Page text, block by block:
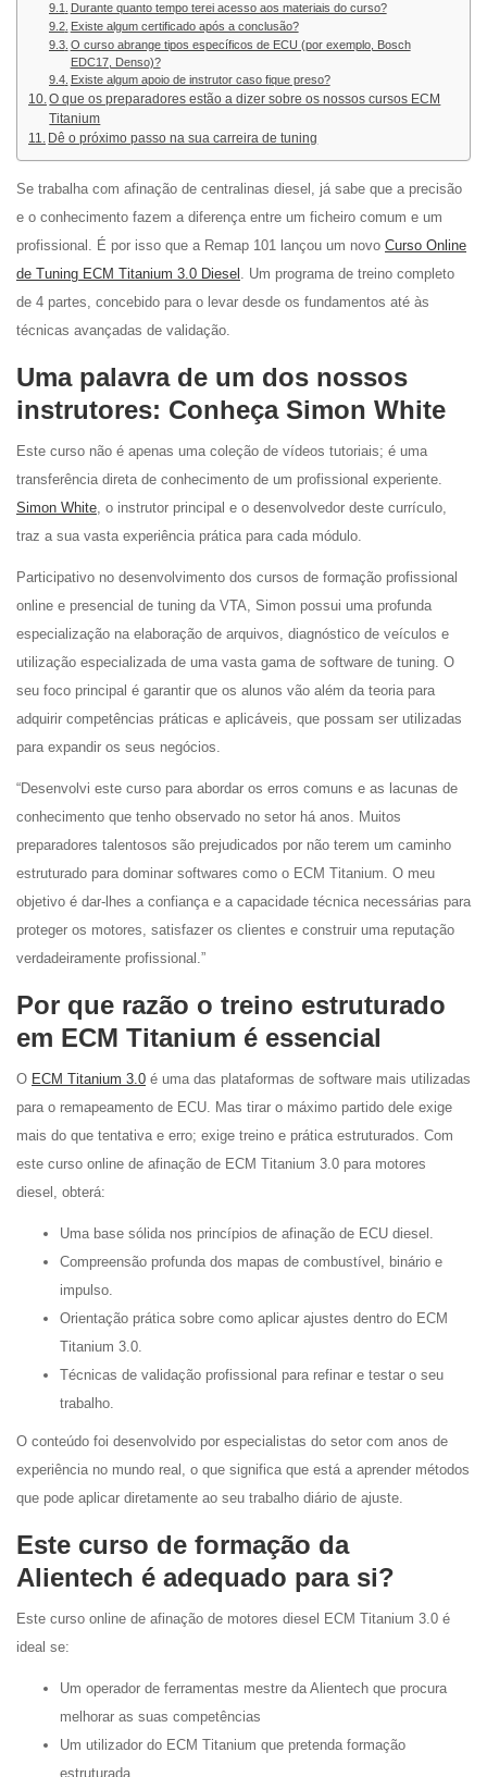
Durante quanto tempo terei acesso aos materiais do curso?
Existe algum certificado após a conclusão?
O curso abrange tipos específicos de ECU (por exemplo, Bosch
EDC17, Denso)?
Existe algum apoio de instrutor caso fique preso?
O que os preparadores estão a dizer sobre os nossos cursos ECM
Titanium
Dê o próximo passo na sua carreira de tuning
Se trabalha com afinação de centralinas diesel, já sabe que a precisão
e o conhecimento fazem a diferença entre um ficheiro comum e um
profissional. É por isso que a Remap 101 lançou um novo Curso Online
de Tuning ECM Titanium 3.0 Diesel . Um programa de treino completo
de 4 partes, concebido para o levar desde os fundamentos até às
técnicas avançadas de validação.
Uma palavra de um dos nossos
instrutores: Conheça Simon White
Este curso não é apenas uma coleção de vídeos tutoriais; é uma
transferência direta de conhecimento de um profissional experiente.
Simon White, o instrutor principal e o desenvolvedor deste currículo,
traz a sua vasta experiência prática para cada módulo.
Participativo no desenvolvimento dos cursos de formação profissional
online e presencial de tuning da VTA, Simon possui uma profunda
especialização na elaboração de arquivos, diagnóstico de veículos e
utilização especializada de uma vasta gama de software de tuning. O
seu foco principal é garantir que os alunos vão além da teoria para
adquirir competências práticas e aplicáveis, que possam ser utilizadas
para expandir os seus negócios.
“Desenvolvi este curso para abordar os erros comuns e as lacunas de
conhecimento que tenho observado no setor há anos. Muitos
preparadores talentosos são prejudicados por não terem um caminho
estruturado para dominar softwares como o ECM Titanium. O meu
objetivo é dar-lhes a confiança e a capacidade técnica necessárias para
proteger os motores, satisfazer os clientes e construir uma reputação
verdadeiramente profissional.”
Por que razão o treino estruturado
em ECM Titanium é essencial
O ECM Titanium 3.0 é uma das plataformas de software mais utilizadas
para o remapeamento de ECU. Mas tirar o máximo partido dele exige
mais do que tentativa e erro; exige treino e prática estruturados. Com
este curso online de afinação de ECM Titanium 3.0 para motores
diesel, obterá:
Uma base sólida nos princípios de afinação de ECU diesel.
Compreensão profunda dos mapas de combustível, binário e
impulso.
Orientação prática sobre como aplicar ajustes dentro do ECM
Titanium 3.0.
Técnicas de validação profissional para refinar e testar o seu
trabalho.
O conteúdo foi desenvolvido por especialistas do setor com anos de
experiência no mundo real, o que significa que está a aprender métodos
que pode aplicar diretamente ao seu trabalho diário de ajuste.
Este curso de formação da
Alientech é adequado para si?
Este curso online de afinação de motores diesel ECM Titanium 3.0 é
ideal se:
Um operador de ferramentas mestre da Alientech que procura
melhorar as suas competências
Um utilizador do ECM Titanium que pretenda formação
estruturada